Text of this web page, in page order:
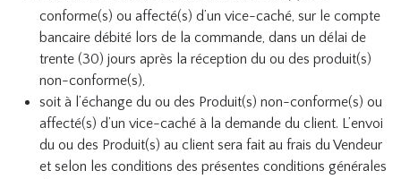
conforme(s) ou affecté(s) d’un vice-caché, sur le compte
bancaire débité lors de la commande, dans un délai de
trente (30) jours après la réception du ou des produit(s)
non-conforme(s),
soit à l’échange du ou des Produit(s) non-conforme(s) ou
affecté(s) d’un vice-caché à la demande du client. L’envoi
du ou des Produit(s) au client sera fait au frais du Vendeur
et selon les conditions des présentes conditions générales